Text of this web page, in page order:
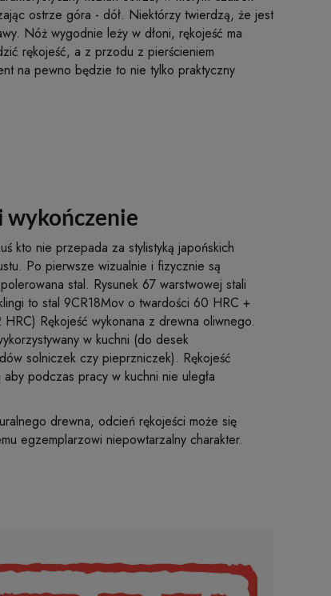
ostrze góra - dół. Niektórzy twierdzą, że jest
Nóż wygodnie leży w dłoni, rękojeść ma
rękojeść, a z przodu z pierścieniem
na pewno będzie to nie tylko praktyczny
wykończenie
kto nie przepada za stylistyką japońskich
Po pierwsze wizualnie i fizycznie są
stal. Rysunek 67 warstwowej stali
to stal 9CR18Mov o twardości 60 HRC +
Rękojeść wykonana z drewna oliwnego.
w kuchni (do desek
solniczek czy pieprzniczek). Rękojeść
podczas pracy w kuchni nie uległa
drewna, odcień rękojeści może się
egzemplarzowi niepowtarzalny charakter.